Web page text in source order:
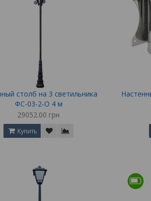
столб на 3 светильника
ФС-03-2-О 4 м
29052.00 грн
Купить